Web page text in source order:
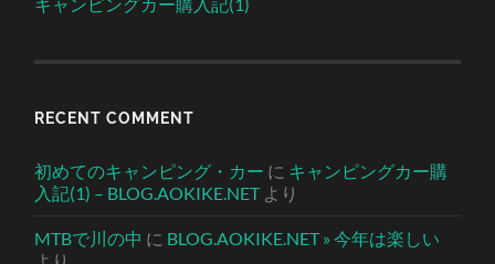
RECENT COMMENT
初めてのキャンピング・カー に キャンピングカー購
入記(1) – BLOG.AOKIKE.NETより
MTBで川の中 に BLOG.AOKIKE.NET » 今年は楽しい